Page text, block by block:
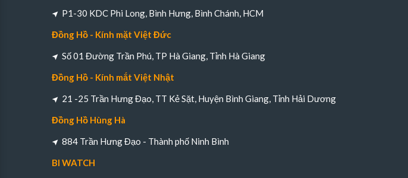
P1-30 KDC Phi Long, Bình Hưng, Bình Chánh, HCM
Đồng Hồ - Kính mặt Việt Đức
Số 01 Đường Trần Phú, TP Hà Giang, Tỉnh Hà Giang
Đồng Hồ - Kính mắt Việt Nhật
21 -25 Trần Hưng Đạo, TT Kẻ Sặt, Huyện Bình Giang, Tỉnh Hải Dương
Đồng Hồ Hùng Hà
884 Trần Hưng Đạo - Thành phố Ninh Bình
BI WATCH